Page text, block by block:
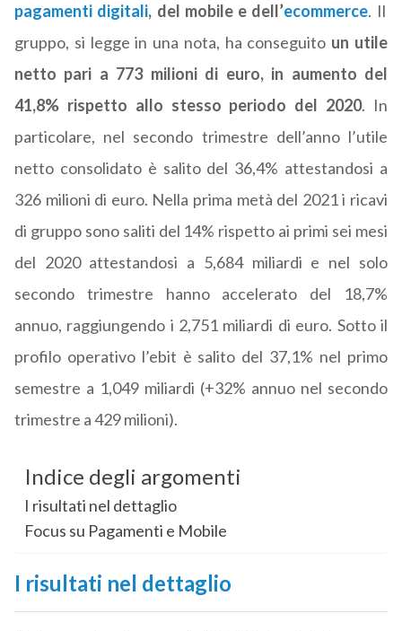
pagamenti digitali, del mobile e dell’ecommerce. Il
gruppo, si legge in una nota, ha conseguito un utile
netto pari a 773 milioni di euro, in aumento del
41,8% rispetto allo stesso periodo del 2020. In
particolare, nel secondo trimestre dell’anno l’utile
netto consolidato è salito del 36,4% attestandosi a
326 milioni di euro. Nella prima metà del 2021 i ricavi
di gruppo sono saliti del 14% rispetto ai primi sei mesi
del 2020 attestandosi a 5,684 miliardi e nel solo
secondo trimestre hanno accelerato del 18,7%
annuo, raggiungendo i 2,751 miliardi di euro. Sotto il
profilo operativo l’ebit è salito del 37,1% nel primo
semestre a 1,049 miliardi (+32% annuo nel secondo
trimestre a 429 milioni).
Indice degli argomenti
I risultati nel dettaglio
Focus su Pagamenti e Mobile
I risultati nel dettaglio